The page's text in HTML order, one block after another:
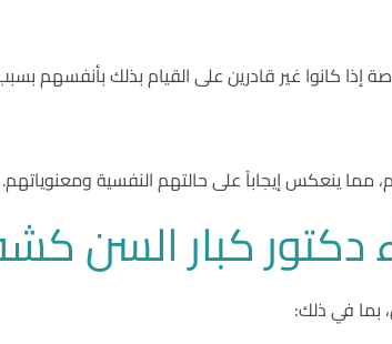
إذا كانوا غير قادرين على القيام بذلك
مما ينعكس إيجاباً على حالتهم النفسية ومعنوياتهم.
دكتور كبار السن
بما في ذلك: